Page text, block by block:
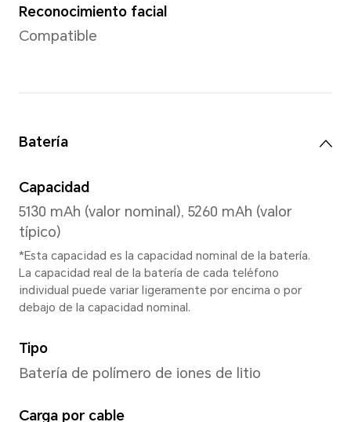
Memoria
4GB+128GB
Nota: El almacenamiento interno
menor debido a que parte del
está ocupado por el software.